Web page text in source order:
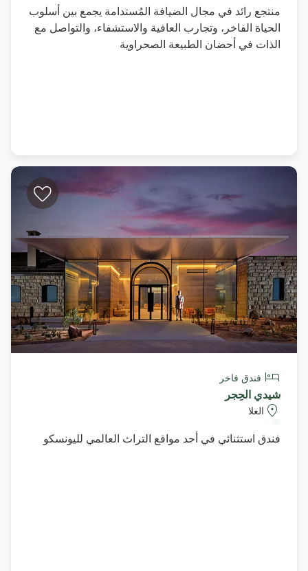
منتجع رائد في مجال الضيافة المُستدامة يجمع بين أسلوب
الحياة الفاخر، وتجارب العافية والاستشفاء، والتواصل مع
الذات في أحضان الطبيعة الصحراوية
فندق فاخر
شيدي الحِجر
العلا
فندق استثنائي في أحد مواقع التراث العالمي لليونسكو